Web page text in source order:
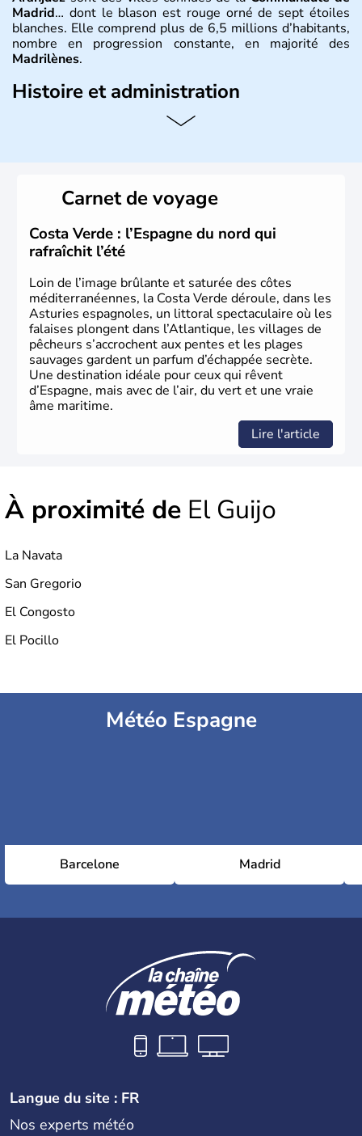
Madrid… dont le blason est rouge orné de sept étoiles
blanches. Elle comprend plus de 6,5 millions d’habitants,
nombre en progression constante, en majorité des
Madrilènes.
Histoire et administration
La communauté de Madrid
où les légions se reposaient en attente d'une rébellion.
Carnet de voyage
Costa Verde : l’Espagne du nord qui
rafraîchit l’été
Loin de l’image brûlante et saturée des côtes
méditerranéennes, la Costa Verde déroule, dans les
Asturies espagnoles, un littoral spectaculaire où les
falaises plongent dans l’Atlantique, les villages de
pêcheurs s’accrochent aux pentes et les plages
sauvages gardent un parfum d’échappée secrète.
Une destination idéale pour ceux qui rêvent
d’Espagne, mais avec de l’air, du vert et une vraie
âme maritime.
Lire l'article
À proximité de El Guijo
La Navata
San Gregorio
El Congosto
El Pocillo
Météo Espagne
Barcelone Madrid
Langue du site : FR
Nos experts météo